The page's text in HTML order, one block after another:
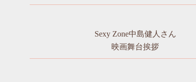
Sexy Zone中島健人さん
映画舞台挨拶